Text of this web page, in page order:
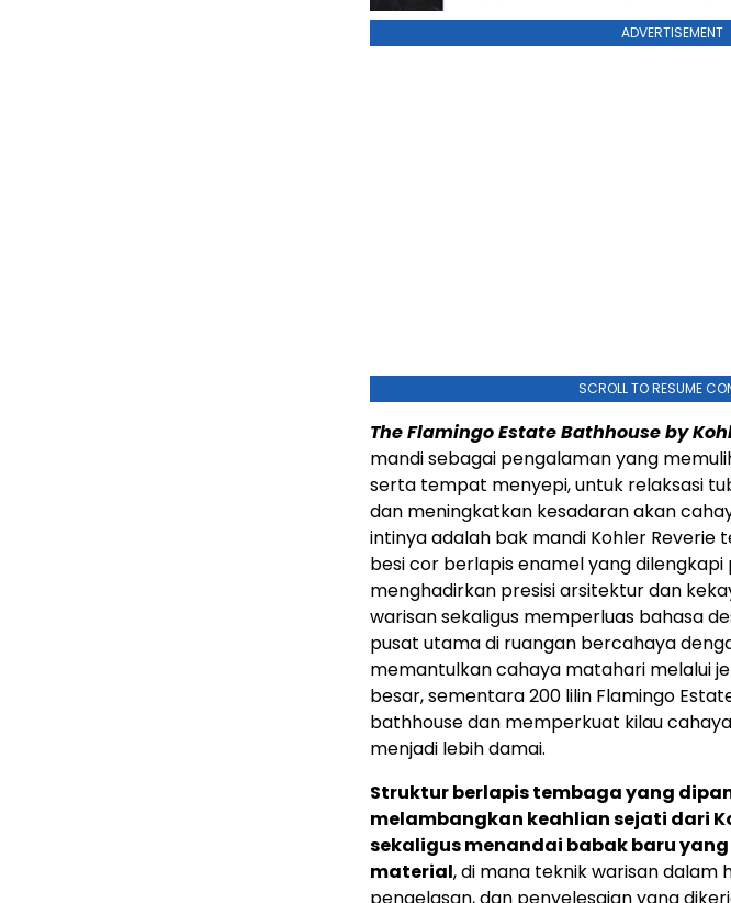
ADVERTISEMENT
SCROLL TO RESUME
The Flamingo Estate Bathhouse by
mandi sebagai pengalaman yang
serta tempat menyepi, untuk relaksasi
dan meningkatkan kesadaran akan
intinya adalah bak mandi Kohler
besi cor berlapis enamel yang
menghadirkan presisi arsitektur dan
warisan sekaligus memperluas bahasa
pusat utama di ruangan bercahaya
memantulkan cahaya matahari melalui
besar, sementara 200 lilin Flamingo
bathhouse dan memperkuat kilau
menjadi lebih damai.
Struktur berlapis tembaga yang
melambangkan keahlian sejati dari
sekaligus menandai babak baru
material, di mana teknik warisan dalam
pengelasan, dan penyelesaian yang